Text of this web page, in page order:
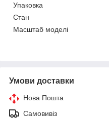
Упаковка
Стан
Масштаб моделі
Умови доставки
Нова Пошта
Самовивіз